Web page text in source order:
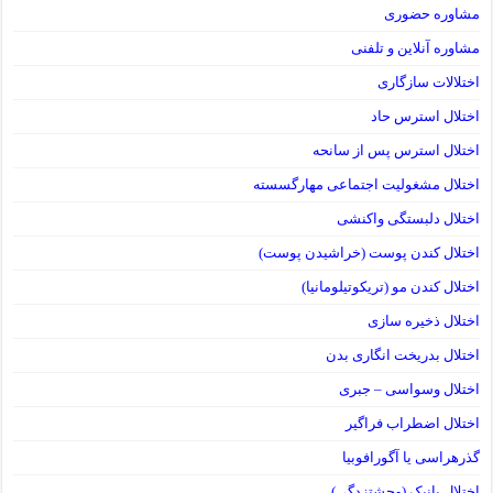
مشاوره حضوری
مشاوره آنلاین و تلفنی
اختلالات سازگاری
اختلال استرس حاد
اختلال استرس پس از سانحه
اختلال مشغولیت اجتماعی مهارگسسته
اختلال دلبستگی واکنشی
اختلال کندن پوست (خراشیدن پوست)
اختلال کندن مو (تریکوتیلومانیا)
اختلال ذخیره سازی
اختلال بدریخت انگاری بدن
اختلال وسواسی – جبری
اختلال اضطراب فراگیر
گذرهراسی یا آگورافوبیا